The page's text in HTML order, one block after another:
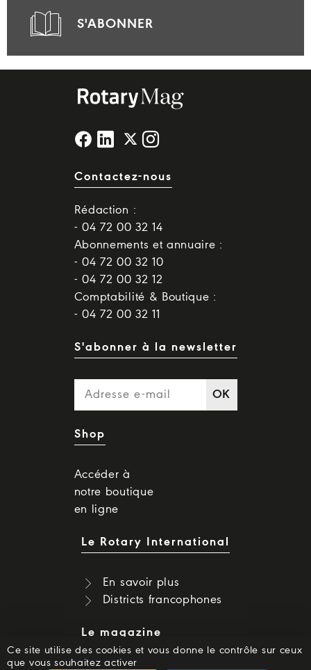
S'ABONNER
Contactez-nous
Rédaction :
- 04 72 00 32 14
Abonnements et annuaire :
- 04 72 00 32 10
- 04 72 00 32 12
Comptabilité & Boutique :
- 04 72 00 32 11
S'abonner à la newsletter
OK
Shop
Accéder à
notre boutique
en ligne
Le Rotary International
En savoir plus
Districts francophones
Le magazine
Ce site utilise des cookies et vous donne le contrôle sur ceux
que vous souhaitez activer